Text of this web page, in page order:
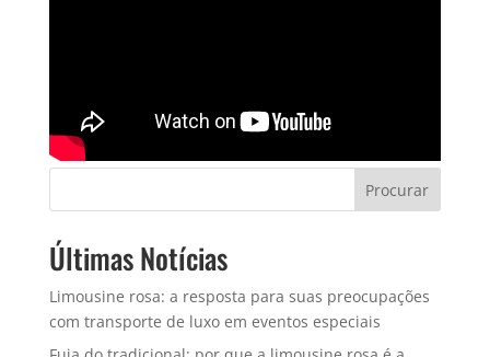
Procurar
Últimas Notícias
Limousine rosa: a resposta para suas preocupações
com transporte de luxo em eventos especiais